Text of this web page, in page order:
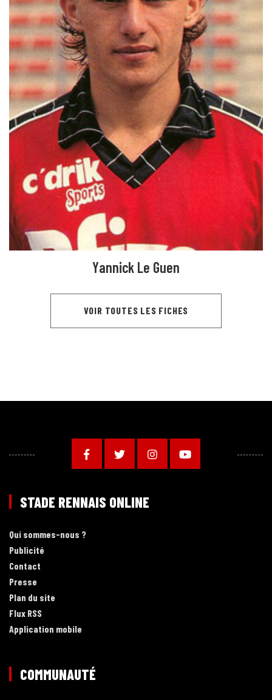
Yannick Le Guen
VOIR TOUTES LES FICHES
STADE RENNAIS ONLINE
Qui sommes-nous ?
Publicité
Contact
Presse
Plan du site
Flux RSS
Application mobile
COMMUNAUTÉ